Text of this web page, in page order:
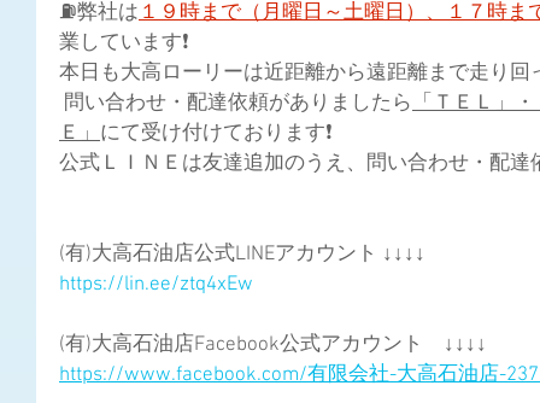
⛽弊社は１９時まで（月曜日～土曜日）、１７時ま
業しています❗
本日も大高ローリーは近距離から遠距離まで走り回
問い合わせ・配達依頼がありましたら「ＴＥＬ」
Ｅ」にて受け付けております❗
公式ＬＩＮＥは友達追加のうえ、問い合わせ・配
(有)大高石油店公式LINEアカウント ↓↓↓↓
https://lin.ee/ztq4xEw
(有)大高石油店Facebook公式アカウント　↓↓↓↓
https://www.facebook.com/有限会社-大高石油店-